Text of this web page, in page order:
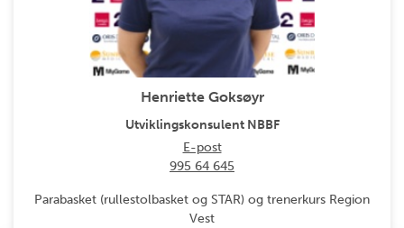
Henriette Goksøyr
Utviklingskonsulent NBBF
E-post
995 64 645
Parabasket (rullestolbasket og STAR) og trenerkurs Region
Vest